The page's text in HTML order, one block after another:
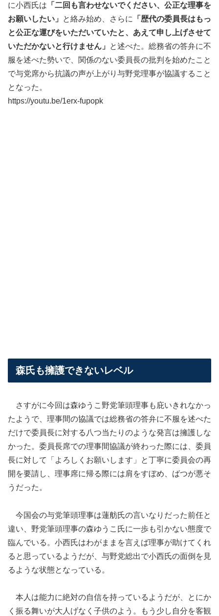
に小西氏は 「二回も言わせないでください、公正な理事を
お願いしたい」
と絡み始め、さらに
「歴代の委員長はもっ
と公正な運びをいただいていたと、あえて申し上げさせて
いただかないと行けません」
と述べた。総務省の答弁に不
服を述べた勢いで、関係のない委員長の批判を始めたこと
で与党席から抗議の声が上がり与野党理事が協議すること
となった。
https://youtu.be/1erx-fupopk
森氏も擁護できないレベル
さすがに今回は森ゆうこ野党筆頭理事も庇いきれなかっ
たようで、理事間の協議では総務省の答弁に不服を述べた
だけで委員長に対する八つ当たりのような発言は擁護しな
かった。委員長席での理事間協議が終わった際には、委員
長に対して「よろしくお願いします」と丁寧に委員会の再
開を要請し、理事席に帰る際には肩をすぼめ、ばつが悪そ
うだった。
今国会の与党筆頭理事は蓮舫氏の言いなりだった前任と
違い、野党筆頭理事の森ゆうこ氏に一歩も引かない態度で
臨んでいる。小西氏はわがままを言えば理事が助けてくれ
ると思っているようだが、与野党総出で小西氏の面倒を見
るような状態となっている。
本人は能力に絶対の自信を持っているようだが、とにか
く振る舞いが大人げなく子供のよう。もう少し自分を客観